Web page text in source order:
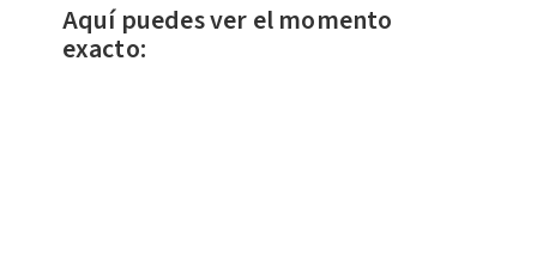
Aquí puedes ver el momento
exacto: